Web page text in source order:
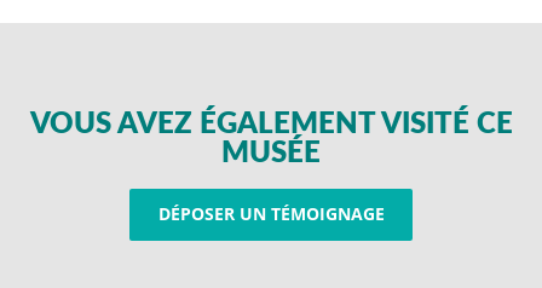
VOUS AVEZ ÉGALEMENT VISITÉ CE
MUSÉE
DÉPOSER UN TÉMOIGNAGE